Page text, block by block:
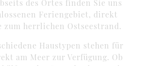
des Ortes finden Sie uns
Feriengebiet, direkt
zum herrlichen Ostseestrand.
Haustypen stehen für
am Meer zur Verfügung. Ob